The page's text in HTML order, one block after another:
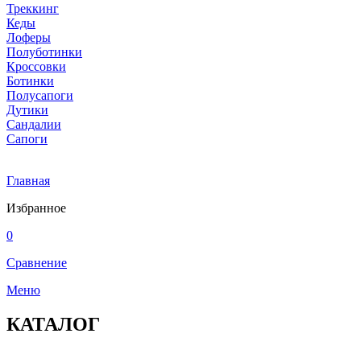
Треккинг
Кеды
Лоферы
Полуботинки
Кроссовки
Ботинки
Полусапоги
Дутики
Сандалии
Сапоги
Главная
Избранное
0
Сравнение
Меню
КАТАЛОГ